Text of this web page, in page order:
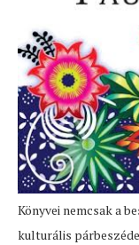
Könyvei nemcsak a
kulturális